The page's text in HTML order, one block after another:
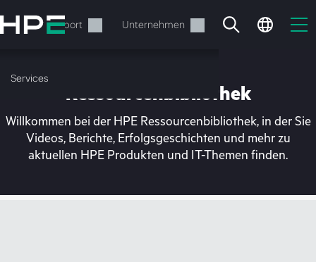
Hauptinhalt
wechseln
Support Unternehmen
Services
Ihr Warenkorb ist aktuell
Ressourcenbibliothek
Willkommen bei der HPE Ressourcenbibliothek, in der Sie
Videos, Berichte, Erfolgsgeschichten und mehr zu
aktuellen HPE Produkten und IT-Themen finden.